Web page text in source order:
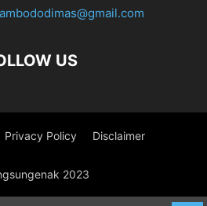
US
Privacy Policy Disclaimer
2023